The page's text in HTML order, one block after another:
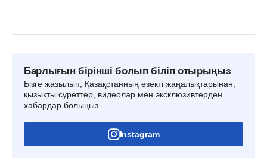
Барлығын бірінші болып біліп отырыңыз
Бізге жазылып, Қазақстанның өзекті жаңалықтарынан,
қызықты суреттер, видеолар мен эксклюзивтерден
хабардар болыңыз.
Instagram